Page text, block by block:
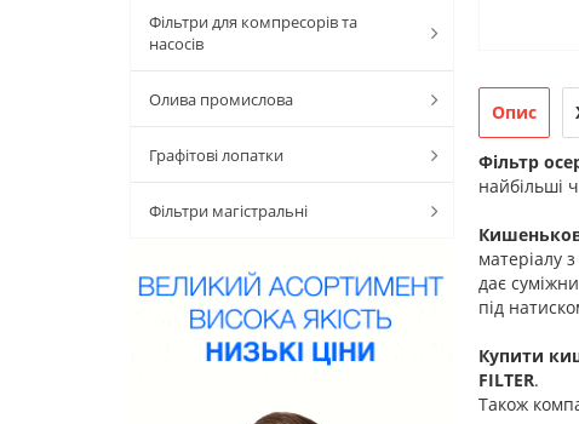
Фільтри для компресорів та
насосів
Олива промислова
Графітові лопатки
Фільтри магістральні
Опис
Фільтр
найбільші
матеріалу
дає
під
Купити
FILTER.
Також